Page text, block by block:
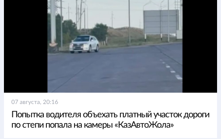
07 августа, 20:16
Попытка водителя объехать платный участок дороги
по степи попала на камеры «КазАвтоЖола»